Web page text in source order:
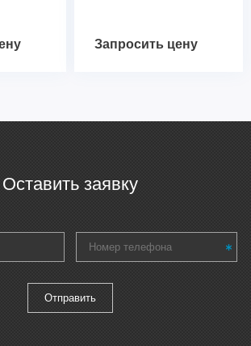
Запросить цену
Оставить заявку